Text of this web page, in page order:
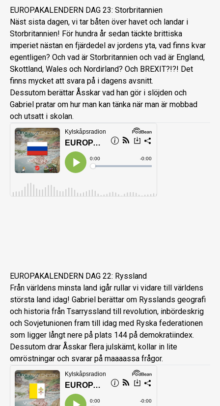
EUROPAKALENDERN DAG 23: Storbritannien
Näst sista dagen, vi tar båten över havet och landar i
Storbritannien! För hundra år sedan täckte brittiska
imperiet nästan en fjärdedel av jordens yta, vad finns kvar
egentligen? Och vad är Storbritannien och vad är England,
Skottland, Wales och Nordirland? Och BREXIT?!?! Det
finns mycket att svara på i dagens avsnitt.
Dessutom berättar Åsskar vad han gör i slöjden och
Gabriel pratar om hur man kan tänka när man är mobbad
och utsatt i skolan.
EUROPAKALENDERN DAG 22: Ryssland
Från världens minsta land igår rullar vi vidare till världens
största land idag! Gabriel berättar om Rysslands geografi
och historia från Tsarryssland till revolution, inbördeskrig
och Sovjetunionen fram till idag med Ryska federationen
som ligger långt nere på plats 144 på demokratiindex.
Dessutom drar Åsskar flera julskämt, kollar in lite
omröstningar och svarar på maaaassa frågor.